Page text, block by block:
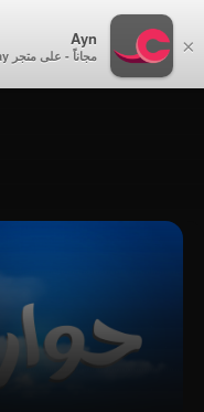
×
Ayn
مجاناً - على متجر Google Play